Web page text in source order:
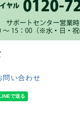
問い合わせ